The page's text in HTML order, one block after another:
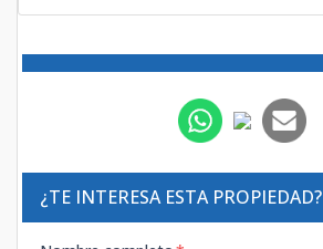
¿TE INTERESA ESTA PROPIEDAD?